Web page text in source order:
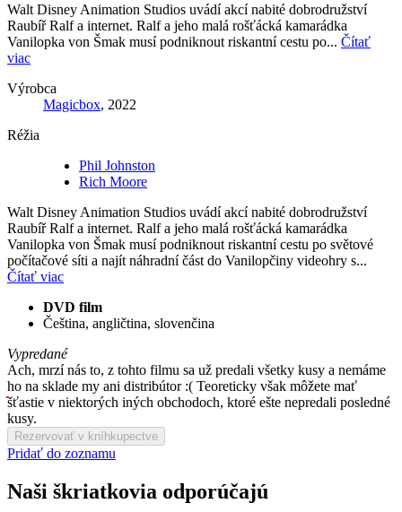
Walt Disney Animation Studios uvádí akcí nabité dobrodružství
Raubíř Ralf a internet. Ralf a jeho malá rošťácká kamarádka
Vanilopka von Šmak musí podniknout riskantní cestu po... Čítať
viac
Výrobca
Magicbox, 2022
Réžia
Phil Johnston
Rich Moore
Walt Disney Animation Studios uvádí akcí nabité dobrodružství
Raubíř Ralf a internet. Ralf a jeho malá rošťácká kamarádka
Vanilopka von Šmak musí podniknout riskantní cestu po světové
počítačové síti a najít náhradní část do Vanilopčiny videohry s...
Čítať viac
DVD film
Čeština, angličtina, slovenčina
Vypredané
Ach, mrzí nás to, z tohto filmu sa už predali všetky kusy a nemáme
ho na sklade my ani distribútor :( Teoreticky však môžete mať
šťastie v niektorých iných obchodoch, ktoré ešte nepredali posledné
kusy.
Rezervovať v kníhkupectve
Pridať do zoznamu
Naši škriatkovia odporúčajú